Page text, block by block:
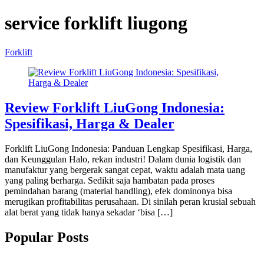
service forklift liugong
Forklift
Review Forklift LiuGong Indonesia:
Spesifikasi, Harga & Dealer
Forklift LiuGong Indonesia: Panduan Lengkap Spesifikasi, Harga,
dan Keunggulan Halo, rekan industri! Dalam dunia logistik dan
manufaktur yang bergerak sangat cepat, waktu adalah mata uang
yang paling berharga. Sedikit saja hambatan pada proses
pemindahan barang (material handling), efek dominonya bisa
merugikan profitabilitas perusahaan. Di sinilah peran krusial sebuah
alat berat yang tidak hanya sekadar ‘bisa […]
Popular Posts